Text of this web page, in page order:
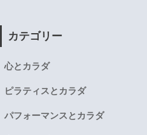
カテゴリー
心とカラダ
ピラティスとカラダ
パフォーマンスとカラダ